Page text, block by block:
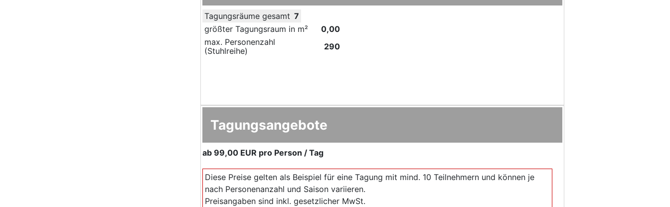
Tagungsräume gesamt 7
größter Tagungsraum in m²
0,00
max. Personenzahl
(Stuhlreihe)
290
Tagungsangebote
ab 99,00 EUR pro Person / Tag
Diese Preise gelten als Beispiel für eine Tagung mit mind. 10 Teilnehmern und können je
nach Personenanzahl und Saison variieren.
Preisangaben sind inkl. gesetzlicher MwSt.